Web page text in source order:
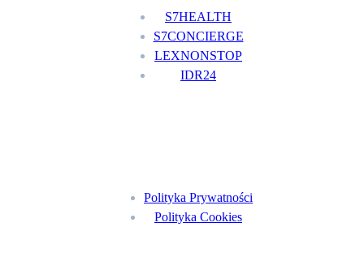
S7HEALTH
S7CONCIERGE
LEXNONSTOP
IDR24
Polityka Prywatności
Polityka Cookies